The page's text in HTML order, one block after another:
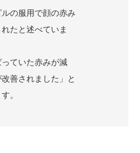
の服用で顔の赤み
たと述べていま
っていた赤みが減
善されました」と
。